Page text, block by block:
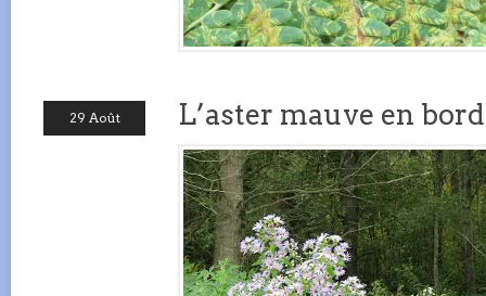
29 Août L’aster mauve en